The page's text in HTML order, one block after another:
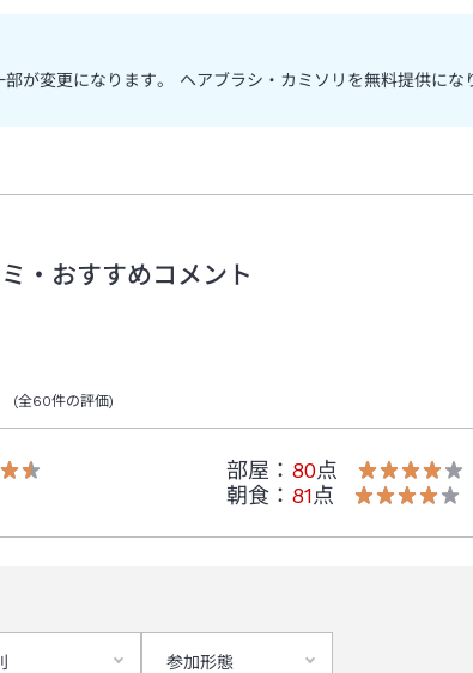
が変更になります。 ヘアブラシ・カミソリを無料提供にな
・おすすめコメント
(全60件の評価)
部屋 ： 80点
朝食 ： 81点
参加形態